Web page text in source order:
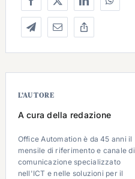
L’AUTORE
A cura della redazione
Office Automation è da 45 anni il
mensile di riferimento e canale di
comunicazione specializzato
nell'ICT e nelle soluzioni per il